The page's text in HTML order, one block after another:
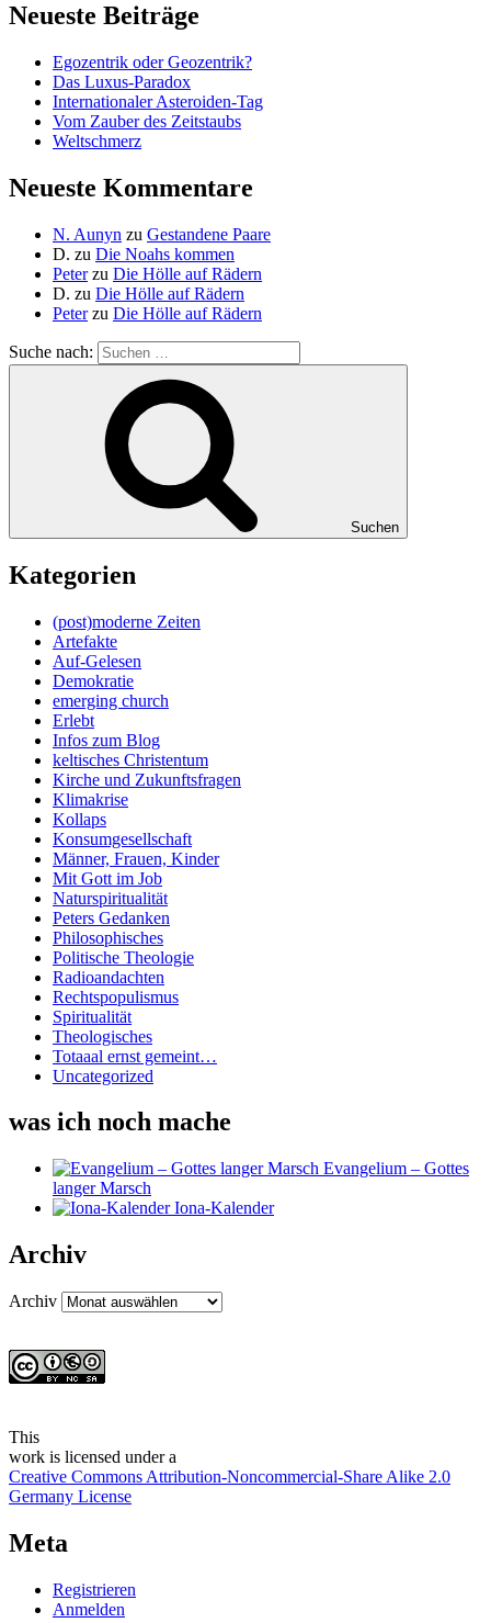
Neueste Beiträge
Egozentrik oder Geozentrik?
Das Luxus-Paradox
Internationaler Asteroiden-Tag
Vom Zauber des Zeitstaubs
Weltschmerz
Neueste Kommentare
N. Aunyn zu Gestandene Paare
D. zu Die Noahs kommen
Peterzu Die Hölle auf Rädern
D. zu Die Hölle auf Rädern
Peterzu Die Hölle auf Rädern
Suche nach:
Suchen
Kategorien
(post)moderne Zeiten
Artefakte
Auf-Gelesen
Demokratie
emerging church
Erlebt
Infos zum Blog
keltisches Christentum
Kirche und Zukunftsfragen
Klimakrise
Kollaps
Konsumgesellschaft
Männer, Frauen, Kinder
Mit Gott im Job
Naturspiritualität
Peters Gedanken
Philosophisches
Politische Theologie
Radioandachten
Rechtspopulismus
Spiritualität
Theologisches
Totaaal ernst gemeint…
Uncategorized
was ich noch mache
Evangelium – Gottes
langer Marsch
Iona-Kalender
Archiv
Archiv
This
work is licensed under a
Creative Commons Attribution-Noncommercial-Share Alike 2.0
Germany License
Meta
Registrieren
Anmelden